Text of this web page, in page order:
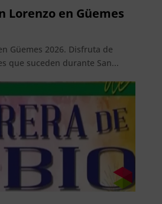
Lorenzo en Güemes
Güemes 2026. Disfruta de
que suceden durante San...